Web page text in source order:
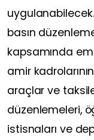
basın
kapsamında
amir
araçlar ve
düzenlemeleri,
istisnaları ve